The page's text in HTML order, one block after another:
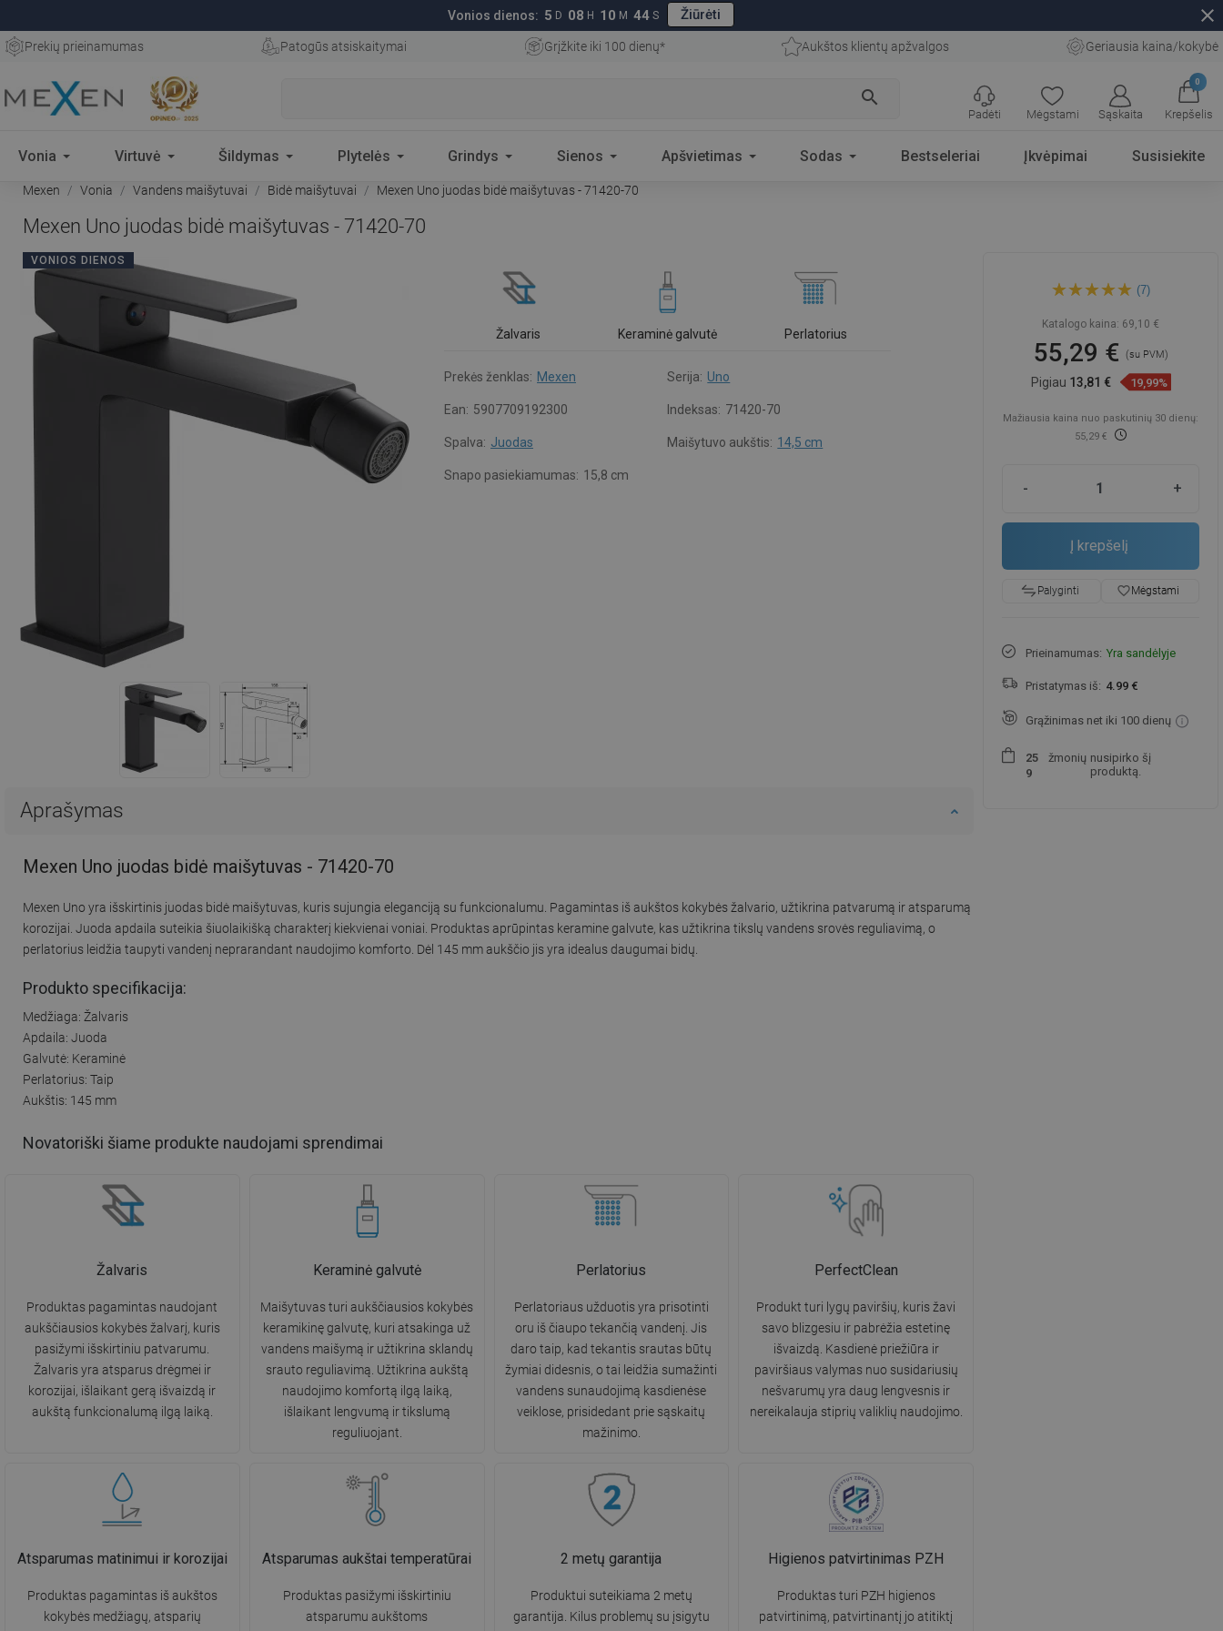
Vonios dienos: 5 D 08 H 10 M 43 S Žiūrėti close
Prekių prieinamumas Patogūs atsiskaitymai Grįžkite iki 100 dienų* Aukštos klientų apžvalgos Geriausia kaina/kokybė
search
Mėgstami Sąskaita
0
Krepšelis
Padėti
Vonia Virtuvė Šildymas Plytelės Grindys Sienos Apšvietimas Sodas Bestseleriai Įkvėpimai Susisiekite
Mexen Vonia Vandens maišytuvai Bidė maišytuvai Mexen Uno juodas bidė maišytuvas - 71420-70
Mexen Uno juodas bidė maišytuvas - 71420-70
VONIOS DIENOS
Žalvaris Keraminė galvutė Perlatorius
Prekės ženklas: Mexen Serija: Uno
Ean: 5907709192300 Indeksas: 71420-70
Spalva: Juodas Maišytuvo aukštis: 14,5 cm
Snapo pasiekiamumas: 15,8 cm
Aprašymas
Mexen Uno juodas bidė maišytuvas - 71420-70
Mexen Uno yra išskirtinis juodas bidė maišytuvas, kuris sujungia eleganciją su funkcionalumu. Pagamintas iš aukštos kokybės žalvario, užtikrina patvarumą ir atsparumą
korozijai. Juoda apdaila suteikia šiuolaikišką charakterį kiekvienai voniai. Produktas aprūpintas keramine galvute, kas užtikrina tikslų vandens srovės reguliavimą, o
perlatorius leidžia taupyti vandenį neprarandant naudojimo komforto. Dėl 145 mm aukščio jis yra idealus daugumai bidų.
Produkto specifikacija:
Medžiaga: Žalvaris
Apdaila: Juoda
Galvutė: Keraminė
Perlatorius: Taip
Aukštis: 145 mm
Novatoriški šiame produkte naudojami sprendimai
Žalvaris
Produktas pagamintas naudojant
aukščiausios kokybės žalvarį, kuris
pasižymi išskirtiniu patvarumu.
Žalvaris yra atsparus drėgmei ir
korozijai, išlaikant gerą išvaizdą ir
aukštą funkcionalumą ilgą laiką.
Keraminė galvutė
Maišytuvas turi aukščiausios kokybės
keramikinę galvutę, kuri atsakinga už
vandens maišymą ir užtikrina sklandų
srauto reguliavimą. Užtikrina aukštą
naudojimo komfortą ilgą laiką,
išlaikant lengvumą ir tikslumą
reguliuojant.
Perlatorius
Perlatoriaus užduotis yra prisotinti
oru iš čiaupo tekančią vandenį. Jis
daro taip, kad tekantis srautas būtų
žymiai didesnis, o tai leidžia sumažinti
vandens sunaudojimą kasdienėse
veiklose, prisidedant prie sąskaitų
mažinimo.
PerfectClean
Produkt turi lygų paviršių, kuris žavi
savo blizgesiu ir pabrėžia estetinę
išvaizdą. Kasdienė priežiūra ir
paviršiaus valymas nuo susidariusių
nešvarumų yra daug lengvesnis ir
nereikalauja stiprių valiklių naudojimo.
Atsparumas matinimui ir korozijai
Produktas pagamintas iš aukštos
kokybės medžiagų, atsparių
Atsparumas aukštai temperatūrai
Produktas pasižymi išskirtiniu
atsparumu aukštoms
2 metų garantija
Produktui suteikiama 2 metų
garantija. Kilus problemų su įsigytu
Higienos patvirtinimas PZH
Produktas turi PZH higienos
patvirtinimą, patvirtinantį jo atitiktį
Mexen Uno juodas bidė
maišytuvas - 71420-70
(7)
Katalogo kaina: 69,10 €
55,29 € (su PVM)
Pigiau 13,81 € 19,99%
Mažiausia kaina nuo paskutinių 30 dienų:
55,29 €
- +
Į krepšelį
Palyginti favorite_borderMėgstami
Prieinamumas: Yra sandėlyje
Pristatymas iš: 4.99 €
Grąžinimas net iki 100 dienų
25
9
žmonių nusipirko šį
produktą.